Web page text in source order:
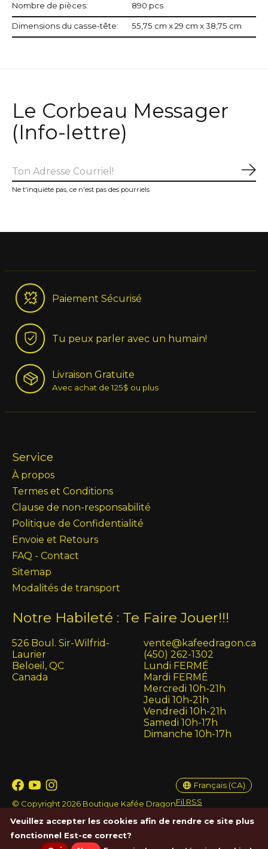
Nombre de pièces: 890 pcs
Dimensions du casse-tête: 55,75 cm x 29 cm x 38,75 cm
Le Corbeau Messager
(Info-lettre)
Ne t'inquiéte pas, ce n'est pas des pourriels
Paiement Sécurisé
Tu peux parler avec un humain!
Livraison Gratuite
Avec achat de 125$ ou plus
Service
À propos
Termes et Conditions
Clause de non-responsabilité
Politique de Confidentialité
Envoie et Retours
FAQ - Contact
Sitemap
Modalités de transport
Notre Habileté : Te Faire Jouer!!!
526 Boul. Sir-Wilfrid-
Laurier
Beloeil, QC
Canada
vente@kafeedragon.ca
(450) 262-1302
Lundi FERMÉ
Mardi FERMÉ
Mercredi 10h-21h
Jeudi 10h-21h
Vendredi 10h-21h
Samedi 10h-17h
Dimanche 10h-17h
© Copyright 2026 Boutique Kafée DragonFil RSS
Français (CA)
English (US)
Veuillez accepter les cookies afin de rendre ce site plus
fonctionnel Est-ce correct?